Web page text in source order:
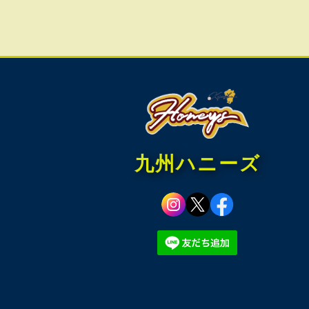
九州ハニーズ